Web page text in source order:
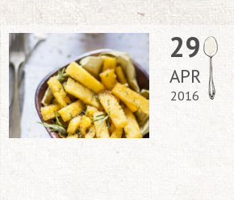
29
APR
2016